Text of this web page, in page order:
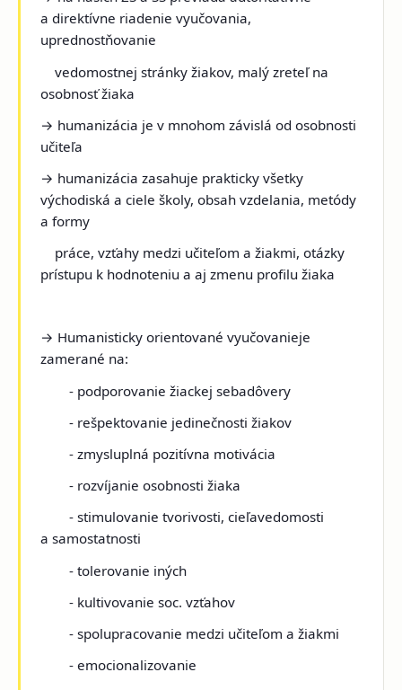
a direktívne riadenie vyučovania,
uprednostňovanie
vedomostnej stránky žiakov, malý zreteľ na
osobnosť žiaka
→ humanizácia je v mnohom závislá od osobnosti
učiteľa
→ humanizácia zasahuje prakticky všetky
východiská a ciele školy, obsah vzdelania, metódy
a formy
práce, vzťahy medzi učiteľom a žiakmi, otázky
prístupu k hodnoteniu a aj zmenu profilu žiaka
→ Humanisticky orientované vyučovanieje
zamerané na:
- podporovanie žiackej sebadôvery
- rešpektovanie jedinečnosti žiakov
- zmysluplná pozitívna motivácia
- rozvíjanie osobnosti žiaka
- stimulovanie tvorivosti, cieľavedomosti
a samostatnosti
- tolerovanie iných
- kultivovanie soc. vzťahov
- spolupracovanie medzi učiteľom a žiakmi
- emocionalizovanie